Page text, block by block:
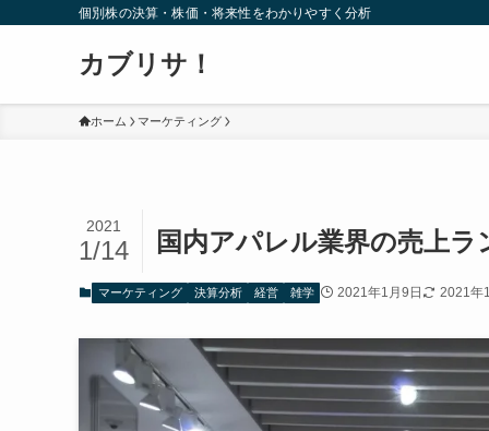
個別株の決算・株価・将来性をわかりやすく分析
カブリサ！
ホーム マーケティング
国内アパレル業界の売上
2021
1/14
マーケティング 決算分析 経営 雑学 2021年1月9日 2021年